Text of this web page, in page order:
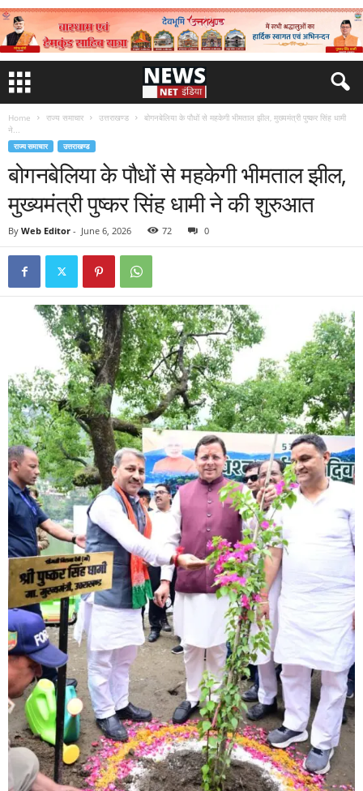
Home राज्य समाचार उत्तराखण्ड
बोगनबेलिया के पौधों से महकेगी भीमताल झील, मुख्यमंत्री पुष्कर सिंह धामी
ने...
राज्य समाचार उत्तराखण्ड
बोगनबेलिया के पौधों से महकेगी भीमताल झील,
मुख्यमंत्री पुष्कर सिंह धामी ने की शुरुआत
By Web Editor - June 6, 2026 72 0